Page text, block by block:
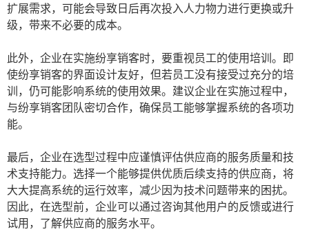
扩展需求，可能会导致日后再次投入人力物力进行更换或升
级，带来不必要的成本。
此外，企业在实施纷享销客时，要重视员工的使用培训。即
使纷享销客的界面设计友好，但若员工没有接受过充分的培
训，仍可能影响系统的使用效果。建议企业在实施过程中，
与纷享销客团队密切合作，确保员工能够掌握系统的各项功
能。
最后，企业在选型过程中应谨慎评估供应商的服务质量和技
术支持能力。选择一个能够提供优质后续支持的供应商，将
大大提高系统的运行效率，减少因为技术问题带来的困扰。
因此，在选型前，企业可以通过咨询其他用户的反馈或进行
试用，了解供应商的服务水平。